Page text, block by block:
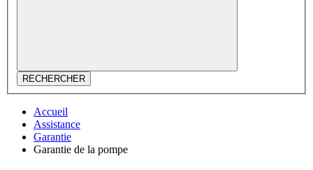
RECHERCHER
Accueil
Assistance
Garantie
Garantie de la pompe